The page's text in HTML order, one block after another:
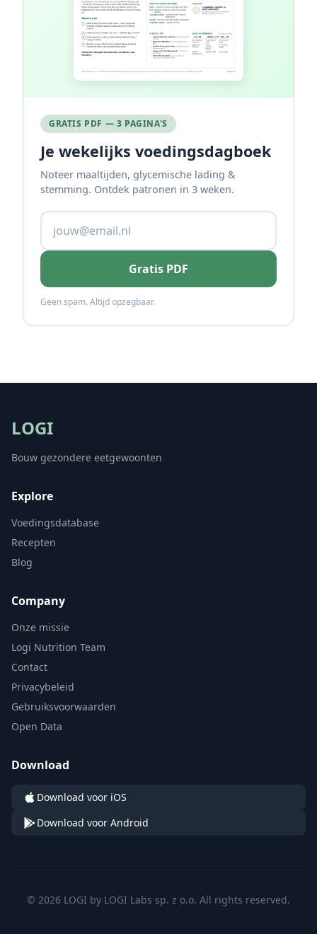
GRATIS PDF — 3 PAGINA'S
Je wekelijks voedingsdagboek
Noteer maaltijden, glycemische lading &
stemming. Ontdek patronen in 3 weken.
Gratis PDF
Geen spam. Altijd opzegbaar.
LOGI
Bouw gezondere eetgewoonten
Explore
Voedingsdatabase
Recepten
Blog
Company
Onze missie
Logi Nutrition Team
Contact
Privacybeleid
Gebruiksvoorwaarden
Open Data
Download
Download voor iOS
Download voor Android
© 2026 LOGI by LOGI Labs sp. z o.o. All rights reserved.